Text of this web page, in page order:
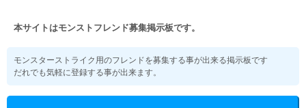
本サイトはモンストフレンド募集掲示板です。
モンスターストライク用のフレンドを募集する事が出来る掲示板です
だれでも気軽に登録する事が出来ます。